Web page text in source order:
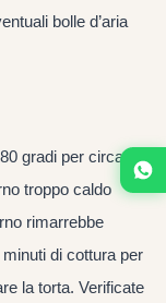
bolle d’aria
gradi per circa
troppo caldo
rimarrebbe
di cottura per
la torta. Verificate